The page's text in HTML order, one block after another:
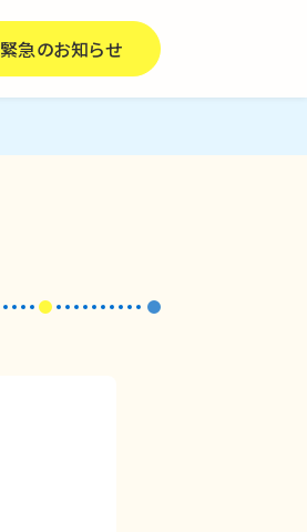
緊急のお知らせ